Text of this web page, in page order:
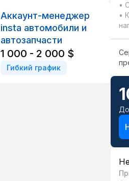
Аккаунт-менеджер
insta автомобили и
автозапчасти
1 000 - 2 000 $
Гибкий график
•
•